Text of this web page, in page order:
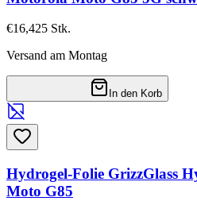
€16,425 Stk.
Versand am Montag
In den Korb
Hydrogel-Folie GrizzGlass
Moto G85